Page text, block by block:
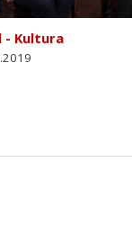
- Kultura